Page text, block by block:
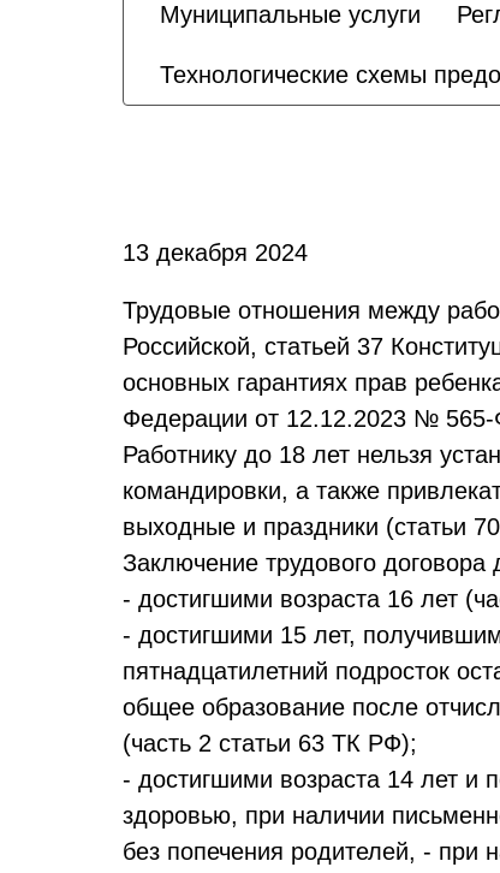
Муниципальные услуги
Технологические схемы
13 декабря 2024
Трудовые отношения между
Российской, статьей 37
основных гарантиях прав
Федерации от 12.12.2023 № 565-
Работнику до 18 лет нельзя
командировки, а также
выходные и праздники (статьи
Заключение трудового договора
- достигшими возраста 16 лет
- достигшими 15 лет,
пятнадцатилетний подросток
общее образование после
(часть 2 статьи 63 ТК РФ);
- достигшими возраста 14 лет и
здоровью, при наличии
без попечения родителей, - при